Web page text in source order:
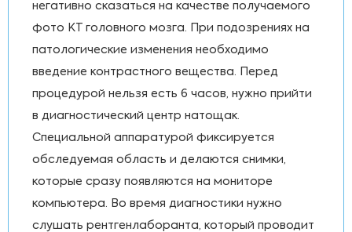
негативно сказаться на качестве получаемого
фото КТ головного мозга. При подозрениях на
патологические изменения необходимо
введение контрастного вещества. Перед
процедурой нельзя есть 6 часов, нужно прийти
в диагностический центр натощак.
Специальной аппаратурой фиксируется
обследуемая область и делаются снимки,
которые сразу появляются на мониторе
компьютера. Во время диагностики нужно
слушать рентгенлаборанта, который проводит